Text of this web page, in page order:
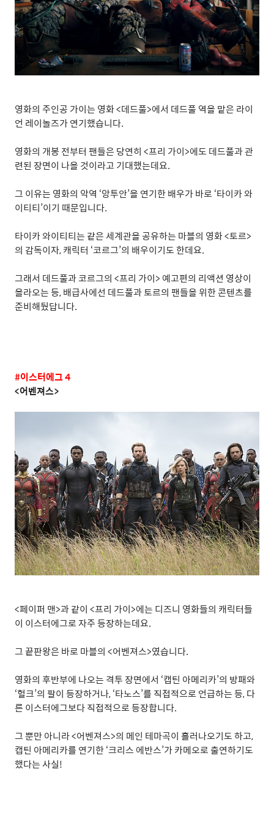
영화의 주인공 가이는 영화<데드풀>에서 데드풀 역을 맡은 라이
언 레이놀즈가 연기했습니다.
영화의 개봉 전부터 팬들은 당연히 <프리 가이>에도 데드풀과 관
련된 장면이 나올 것이라고 기대했는데요.
그 이유는 영화의 악역 ‘앙투안’을 연기한 배우가 바로 ‘타이카 와
이티티’이기 때문입니다.
타이카 와이티티는 같은 세계관을 공유하는 마블의 영화<토르>
의 감독이자,캐릭터 ‘코르그’의 배우이기도 한데요.
그래서 데드풀과 코르그의 <프리 가이> 예고편의 리액션 영상이
올라오는 등,배급사에선 데드풀과 토르의 팬들을 위한 콘텐츠를
준비해뒀답니다.
#이스터에그4
<어벤져스>
<페이퍼 맨>과 같이 <프리 가이>에는 디즈니 영화들의 캐릭터들
이 이스터에그로 자주 등장하는데요.
그 끝판왕은 바로 마블의 <어벤져스>였습니다.
영화의 후반부에 나오는 격투 장면에서 ‘캡틴 아메리카’의 방패와
‘헐크’의 팔이 등장하거나, ‘타노스’를 직접적으로 언급하는 등,다
른 이스터에그보다 직접적으로 등장합니다.
그 뿐만 아니라<어벤져스>의 메인 테마곡이 흘러나오기도 하고,
캡틴 아메리카를 연기한‘크리스 에반스’가 카메오로 출연하기도
했다는 사실!